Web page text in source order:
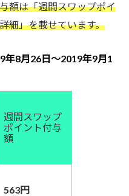
額は「週間スワップポイ
細」を載せています。
年8月26日～2019年9月1
週間スワップ
ポイント付与
額
563円